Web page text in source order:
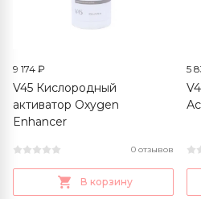
9 174 ₽
V45 Кислородный
активатор Oxygen
Enhancer
0 отзывов
В корзину
5